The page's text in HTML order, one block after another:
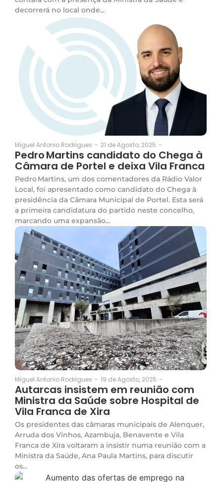
decorrerá no local onde...
Miguel Antonio Rodrigues - 21 de Agosto, 2025 -
Pedro Martins candidato do Chega à
Câmara de Portel e deixa Vila Franca
Pedro Martins, um dos comentadores da Rádio Valor
Local, foi apresentado como candidato do Chega à
presidência da Câmara Municipal de Portel. Esta será
a primeira candidatura do partido neste concelho,
marcando uma expansão...
Miguel Antonio Rodrigues - 19 de Agosto, 2025 -
Autarcas insistem em reunião com
Ministra da Saúde sobre Hospital de
Vila Franca de Xira
Os presidentes das câmaras municipais de Alenquer,
Arruda dos Vinhos, Azambuja, Benavente e Vila
Franca de Xira voltaram a insistir numa reunião com a
Ministra da Saúde, Ana Paula Martins, para discutir
os...